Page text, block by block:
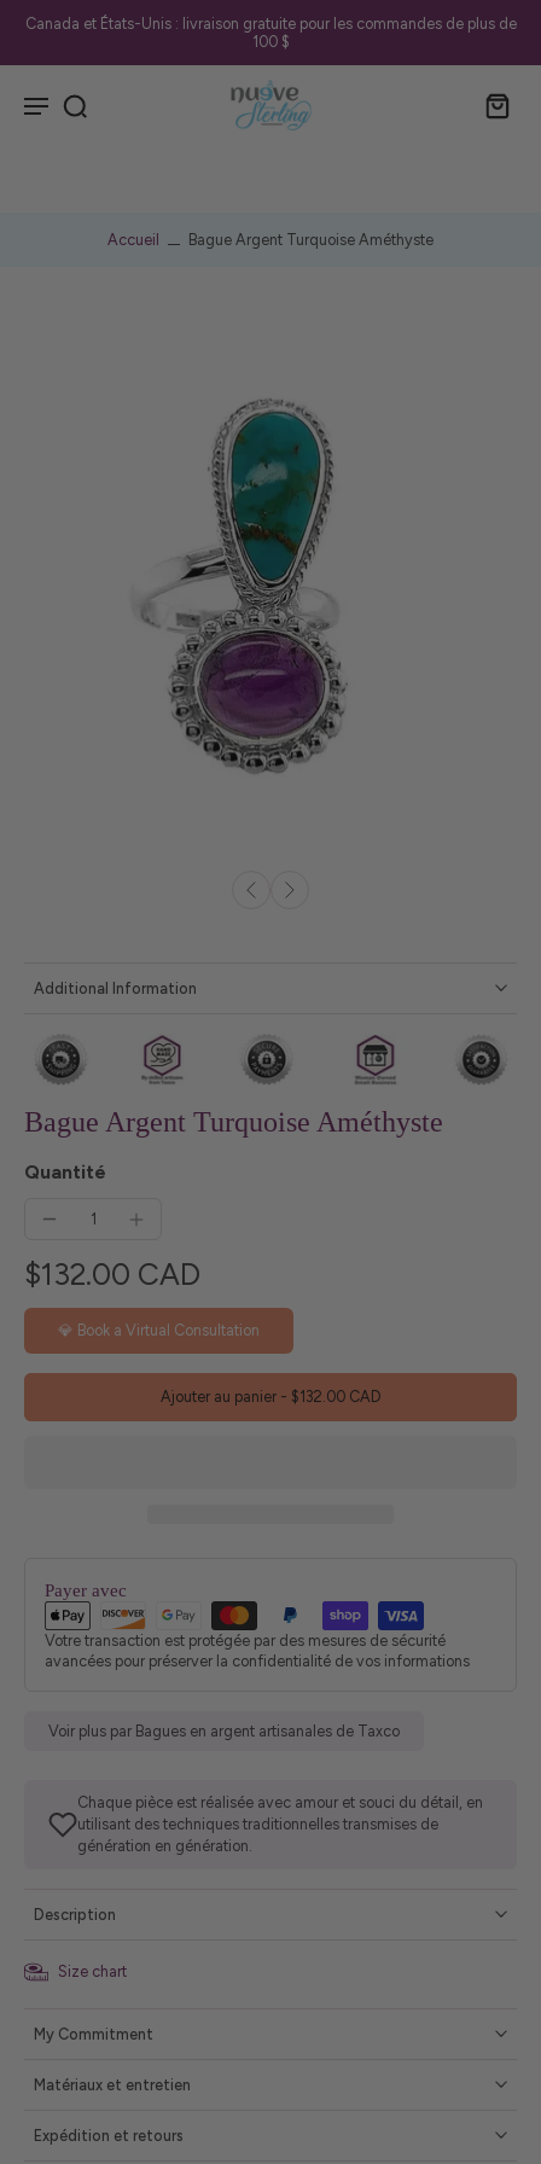
Canada et États-Unis : livraison gratuite pour les commandes de plus de
100 $
Accueil Bague Argent Turquoise Améthyste
Additional Information
Bague Argent Turquoise Améthyste
Quantité
$132.00 CAD
💎 Book a Virtual Consultation
Ajouter au panier - $132.00 CAD
Payer avec
Votre transaction est protégée par des mesures de sécurité
avancées pour préserver la confidentialité de vos informations
Voir plus par Bagues en argent artisanales de Taxco
Chaque pièce est réalisée avec amour et souci du détail, en
utilisant des techniques traditionnelles transmises de
génération en génération.
Description
Size chart
My Commitment
Matériaux et entretien
Expédition et retours